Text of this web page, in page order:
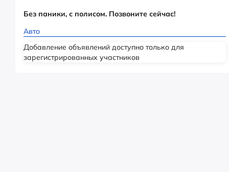
Без паники, с полисом. Позвоните сейчас!
Авто
Добавление объявлений доступно только для
зарегистрированных участников